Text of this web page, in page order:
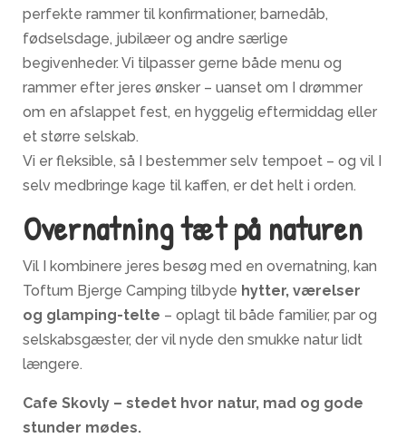
perfekte rammer til konfirmationer, barnedåb,
fødselsdage, jubilæer og andre særlige
begivenheder. Vi tilpasser gerne både menu og
rammer efter jeres ønsker – uanset om I drømmer
om en afslappet fest, en hyggelig eftermiddag eller
et større selskab.
Vi er fleksible, så I bestemmer selv tempoet – og vil I
selv medbringe kage til kaffen, er det helt i orden.
Overnatning tæt på naturen
Vil I kombinere jeres besøg med en overnatning, kan
Toftum Bjerge Camping tilbyde hytter, værelser
og glamping-telte – oplagt til både familier, par og
selskabsgæster, der vil nyde den smukke natur lidt
længere.
Cafe Skovly – stedet hvor natur, mad og gode
stunder mødes.